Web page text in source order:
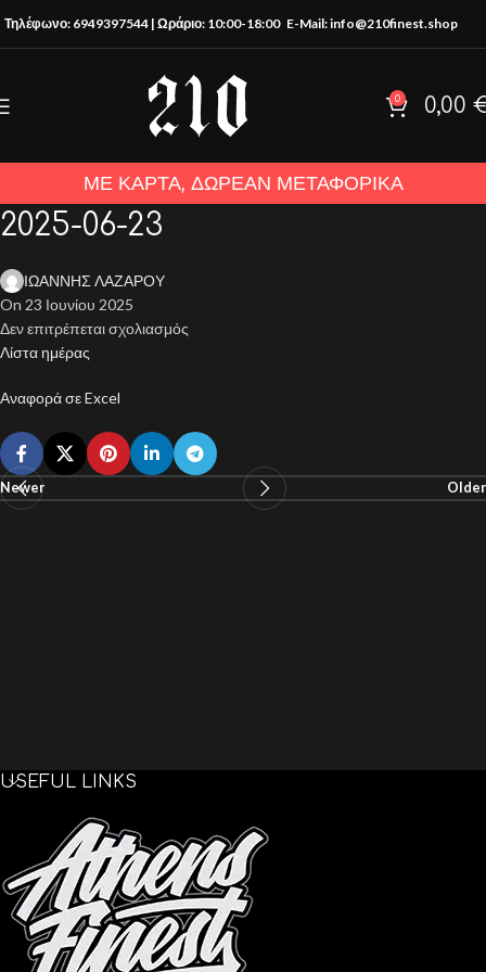
Τηλέφωνο: 6949397544 | Ωράριο: 10:00-18:00 E-Mail: info@210finest.shop
0 0,00
ΜΕ ΚΑΡΤΑ, ΔΩΡΕΑΝ ΜΕΤΑΦΟΡΙΚΑ
2025-06-23
ΙΩΑΝΝΗΣ ΛΑΖΑΡΟΥ
On 23 Ιουνίου 2025
Δεν επιτρέπεται σχολιασμός
Λίστα ημέρας
Αναφορά σε Excel
Newer Older
USEFUL LINKS